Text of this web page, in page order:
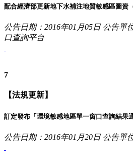
配合經濟部更新地下水補注地質敏感區圖資
公告日期：2016年01月05日 公告單
口查詢平台
7
【法規更新】
訂定發布「環境敏感地區單一窗口查詢結果
公告日期：2016年01月20日 公告單